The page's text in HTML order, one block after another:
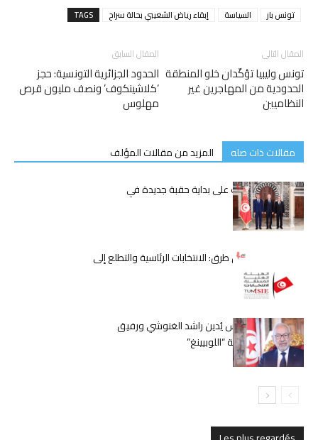
TAGS إبقاء رياض الشعيبي بحالة سراح السياسة تونس باز
المقال السابق
الحدود الجزائرية التونسية: حجز
‘كلاشينكوف’ ونصف مليون قرص
مهلوس
المقال التالى
تونس وليبيا تؤكّدان خلو المنطقة
الحدودية من المهاجرين غير
النظاميين
مقالات ذات صله
المزيد من مقالات المؤلف
قيس سعيّد يُشرف على بداية حقبة جديدة في
الحكومة التونسية
تونس على مفترق طرق: الانتخابات الرئاسية والتطلع إلى
مستقبل أفضل
حكم قضائي بتونس يُدين راشد الغنوشي ورفيق
بوشلاكة في قضية “اللوبيينغ”